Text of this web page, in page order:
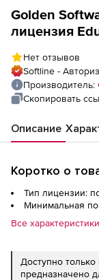
Golden
лицензия
Нет отзывов
Softline -
Производитель:
Скопировать
Описание
Коротко о
Тип лицензии:
Минимальная
Все характеристики
Доступно
предназначено